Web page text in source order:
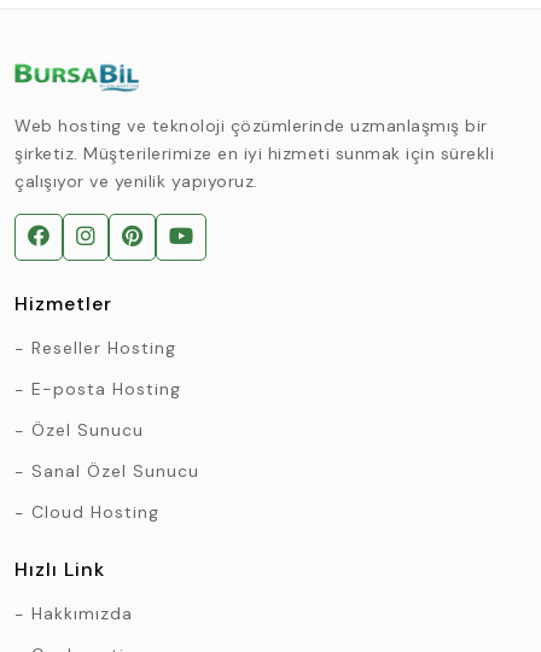
Web hosting ve teknoloji çözümlerinde uzmanlaşmış bir
şirketiz. Müşterilerimize en iyi hizmeti sunmak için sürekli
çalışıyor ve yenilik yapıyoruz.
Hizmetler
Reseller Hosting
E-posta Hosting
Özel Sunucu
Sanal Özel Sunucu
Cloud Hosting
Hızlı Link
Hakkımızda